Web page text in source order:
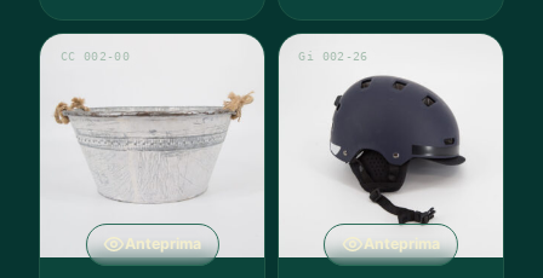
Anteprima
CC 002-00
Anteprima
Gi 002-26